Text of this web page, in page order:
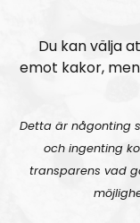
händelserna
vill dölja för
för att finna det
mattan.
Vi vänder inte
Prenumerera på
Du kan välja
emot kakor,
Detta är någonting
och ingenting
transparens vad